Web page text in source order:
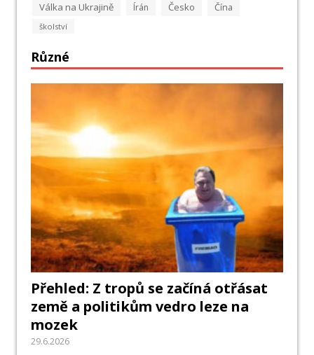
Válka na Ukrajině Írán Česko Čína
školství
Různé
Přehled: Z tropů se začíná otřásat
země a politikům vedro leze na
mozek
29.6.2026